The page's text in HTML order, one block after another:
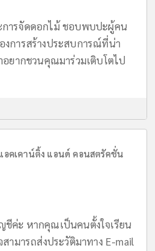
ารจัดดอกไม้ ชอบพบปะผู้คน
การสร้างประสบการณ์ที่น่า
ยากชวนคุณมาร่วมเติบโตไป
อคเคาน์ติ้ง แอนด์ คอนสตรัคชั่น
ค่ะ หากคุณเป็นคนตั้งใจเรียน
ามารถส่งประวัติมาทาง E-mail